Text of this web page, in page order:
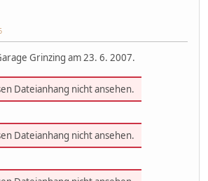
Grinzing am 23. 6. 2007.
Dateianhang nicht ansehen.
Dateianhang nicht ansehen.